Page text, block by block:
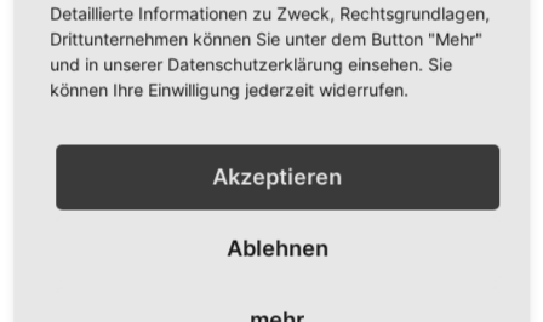
Schützenfest gelb-weiß
Fahne/Flagge XXL 3 x 5m
Versandkosten
Schützenfest grün-weiß
Fahne/Flagge XXL 3 x 5m
Inkl. 19% Steuern
Versandkosten
In den Warenkorb
Detaillierte Informationen zu Zweck, Rechtsgrundlagen,
Drittunternehmen können Sie unter dem Button "Mehr"
und in unserer Datenschutzerklärung einsehen. Sie
können Ihre Einwilligung jederzeit widerrufen.
Akzeptieren
Ablehnen